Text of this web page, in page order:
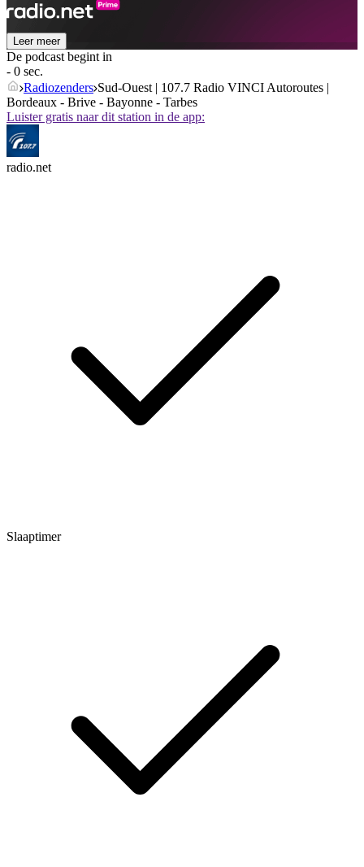
Leer meer
De podcast begint in
- 0 sec.
Radiozenders Sud-Ouest | 107.7 Radio VINCI Autoroutes |
Bordeaux - Brive - Bayonne - Tarbes
Luister gratis naar dit station in de app:
radio.net
Slaaptimer